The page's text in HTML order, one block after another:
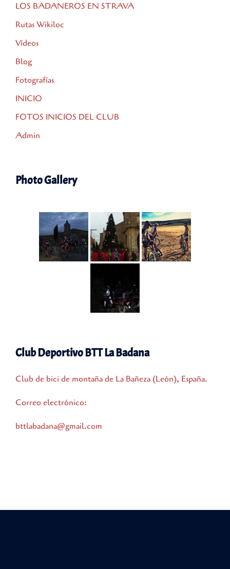
LOS BADANEROS EN STRAVA
Rutas Wikiloc
Vídeos
Blog
Fotografías
INICIO
FOTOS INICIOS DEL CLUB
Admin
Photo Gallery
Club Deportivo BTT La Badana
Club de bici de montaña de La Bañeza (León), España.
Correo electrónico:
bttlabadana@gmail.com